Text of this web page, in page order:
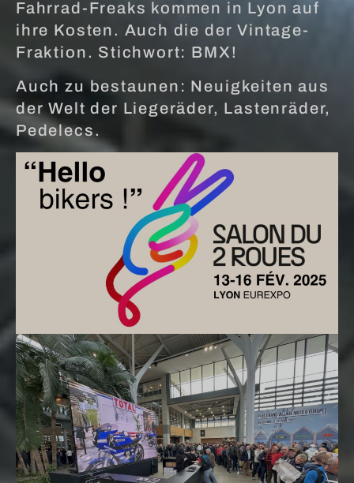
Fahrrad-Freaks kommen in Lyon auf
ihre Kosten. Auch die der Vintage-
Fraktion. Stichwort: BMX!
Auch zu bestaunen: Neuigkeiten aus
der Welt der Liegeräder, Lastenräder,
Pedelecs.